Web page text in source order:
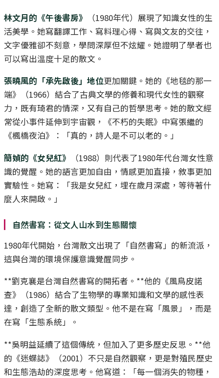
林文月的《午後書房》
（1980年代）展現了知識女性的生
活美學。她寫翻譯工作、寫料理心得、寫與文友的交往，
文字優雅卻不刻意，學問深厚但不炫耀。她證明了學者也
可以寫出溫度十足的散文。
張曉風的「承先啟後」地位更加關鍵。她的《地毯的那一
端》（1966）結合了古典文學的修養和現代女性的觀察
力，既有琦君的情深，又有自己的哲學思考。她的散文經
常從小事件延伸到宇宙觀，《不朽的失眠》中寫張繼的
《楓橋夜泊》：「真的，詩人是不可以老的。」
簡媜的《女兒紅》
（1988）則代表了1980年代台灣女性意
識的覺醒。她的語言更加自由，情感更加直接，敘事更加
實驗性。她寫：「我是女兒紅，埋在歲月深處，等待著什
麼人來開啟。」
自然書寫：從文人山水到生態關懷
1980年代開始，台灣散文出現了「自然書寫」的新流派，
這與台灣的環境保護意識覺醒同步。
**劉克襄是台灣自然書寫的開拓者。**他的《風鳥皮諾
查》（1986）結合了生物學的專業知識和文學的感性表
達，創造了全新的散文類型。他不是在寫「風景」，而是
在寫「生態系統」。
**吳明益延續了這個傳統，但加入了更多歷史反思。**他
的《迷蝶誌》（2001）不只是自然觀察，更是對殖民歷史
和生態浩劫的深度思考。他寫道：「每一個消失的物種，